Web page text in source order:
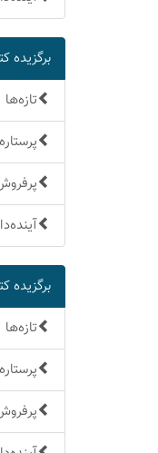
برگزیده
تازه‌ها
برگزیده
تازه‌ها